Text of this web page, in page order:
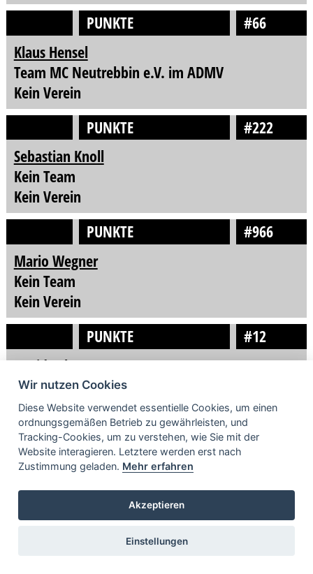
PUNKTE
#66
Klaus Hensel
Team MC Neutrebbin e.V. im ADMV
Kein Verein
PUNKTE
#222
Sebastian Knoll
Kein Team
Kein Verein
PUNKTE
#966
Mario Wegner
Kein Team
Kein Verein
PUNKTE
#12
David Lehmann
Kein Team
Kein Verein
PUNKTE
#109
André Mayhack
Kein Team
PUNKTE
Wir nutzen Cookies
Diese Website verwendet essentielle Cookies, um einen
ordnungsgemäßen Betrieb zu gewährleisten, und
Tracking-Cookies, um zu verstehen, wie Sie mit der
Website interagieren. Letztere werden erst nach
Zustimmung geladen. Mehr erfahren
Akzeptieren
Einstellungen